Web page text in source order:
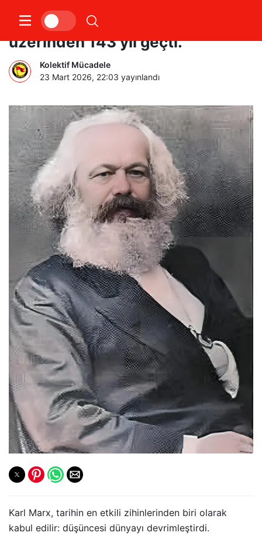
Karl Marx’ın ölümünün
üzerinden 143 yıl geçti.
Kolektif Mücadele
23 Mart 2026, 22:03 yayınlandı
Karl Marx, tarihin en etkili zihinlerinden biri olarak
kabul edilir: düşüncesi dünyayı devrimleştirdi.